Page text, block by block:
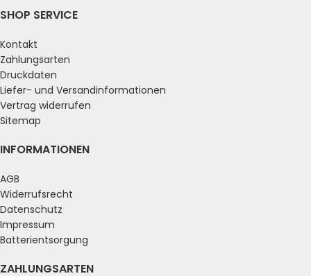
SHOP SERVICE
Kontakt
Zahlungsarten
Druckdaten
Liefer- und Versandinformationen
Vertrag widerrufen
Sitemap
INFORMATIONEN
AGB
Widerrufsrecht
Datenschutz
Impressum
Batterientsorgung
ZAHLUNGSARTEN